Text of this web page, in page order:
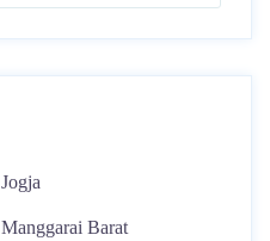
Barat